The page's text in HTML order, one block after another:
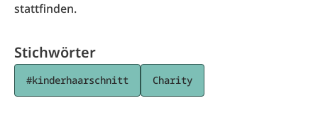
stattfinden.
Stichwörter
#kinderhaarschnitt Charity